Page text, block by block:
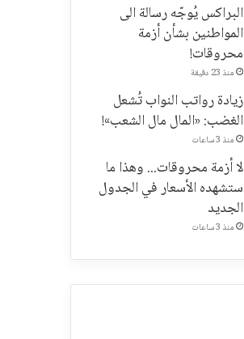
البراكس يُوجّه رسالة الى
المواطنين بشأن أزمة
محروقات!
منذ 23 دقيقة
زيادة رواتب النواب تُشعل
الغضب: «المال مال الشعب»!
منذ 3 ساعات
لا أزمة محروقات... وهذا ما
ستشهده الأسعار في الجدول
الجديد
منذ 3 ساعات